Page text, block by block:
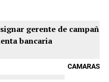
gerente de campaña
bancaria
CAMARAS